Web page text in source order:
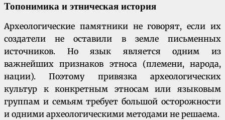
Топонимика и этническая история
Археологические памятники не говорят, если их
создатели не оставили в земле письменных
источников. Но язык является одним из
важнейших признаков этноса (племени, народа,
нации). Поэтому привязка археологических
культур к конкретным этносам или языковым
группам и семьям требует большой осторожности
и одними археологическими методами не решаема.